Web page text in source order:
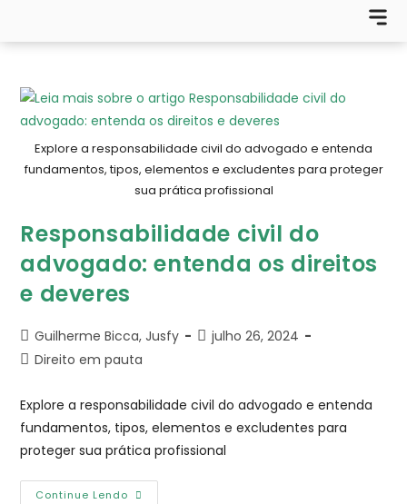
Explore a responsabilidade civil do advogado e entenda
fundamentos, tipos, elementos e excludentes para proteger
sua prática profissional
Responsabilidade civil do
advogado: entenda os direitos
e deveres
Guilherme Bicca, Jusfy
julho 26, 2024
Direito em pauta
Explore a responsabilidade civil do advogado e entenda
fundamentos, tipos, elementos e excludentes para
proteger sua prática profissional
Continue Lendo